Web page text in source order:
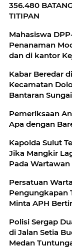
356.480
TITIPAN
Mahasiswa
Penanaman
dan di kantor
Kabar Beredar
Kecamatan
Bantaran
Pemeriksaan
Apa dengan
Kapolda Sulut
Jika Mangkir
Pada Wartawan
Persatuan
Pengungkapan
Minta APH
Polisi Sergap
di Jalan Setia
Medan